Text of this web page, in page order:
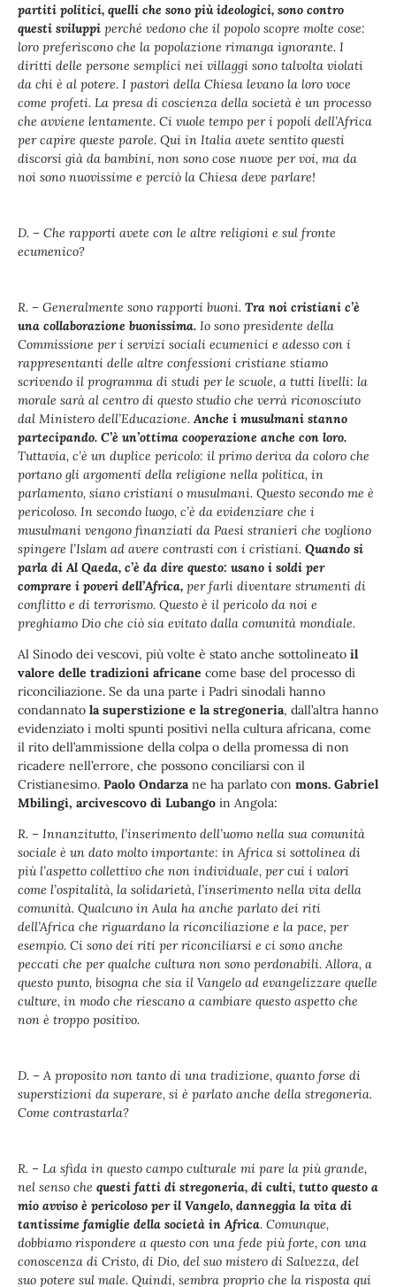
partiti politici, quelli che sono più ideologici, sono contro
questi sviluppi perché vedono che il popolo scopre molte cose:
loro preferiscono che la popolazione rimanga ignorante. I
diritti delle persone semplici nei villaggi sono talvolta violati
da chi è al potere. I pastori della Chiesa levano la loro voce
come profeti. La presa di coscienza della società è un processo
che avviene lentamente. Ci vuole tempo per i popoli dell’Africa
per capire queste parole. Qui in Italia avete sentito questi
discorsi già da bambini, non sono cose nuove per voi, ma da
noi sono nuovissime e perciò la Chiesa deve parlare!
D. – Che rapporti avete con le altre religioni e sul fronte
ecumenico?
R. – Generalmente sono rapporti buoni. Tra noi cristiani c’è
una collaborazione buonissima. Io sono presidente della
Commissione per i servizi sociali ecumenici e adesso con i
rappresentanti delle altre confessioni cristiane stiamo
scrivendo il programma di studi per le scuole, a tutti livelli: la
morale sarà al centro di questo studio che verrà riconosciuto
dal Ministero dell’Educazione.Anche i musulmani stanno
partecipando. C’è un’ottima cooperazione anche con loro.
Tuttavia, c’è un duplice pericolo: il primo deriva da coloro che
portano gli argomenti della religione nella politica, in
parlamento, siano cristiani o musulmani. Questo secondo me è
pericoloso. In secondo luogo, c’è da evidenziare che i
musulmani vengono finanziati da Paesi stranieri che vogliono
spingere l’Islam ad avere contrasti con i cristiani. Quando si
parla di Al Qaeda, c’è da dire questo: usano i soldi per
comprare i poveri dell’Africa, per farli diventare strumenti di
conflitto e di terrorismo. Questo è il pericolo da noi e
preghiamo Dio che ciò sia evitato dalla comunità mondiale.
Al Sinodo dei vescovi, più volte è stato anche sottolineato il
valore delle tradizioni africane come base del processo di
riconciliazione. Se da una parte i Padri sinodali hanno
condannato la superstizione e la stregoneria, dall’altra hanno
evidenziato i molti spunti positivi nella cultura africana, come
il rito dell’ammissione della colpa o della promessa di non
ricadere nell’errore, che possono conciliarsi con il
Cristianesimo. Paolo Ondarzane ha parlato con mons. Gabriel
Mbilingi, arcivescovo di Lubango in Angola:
R. – Innanzitutto, l’inserimento dell’uomo nella sua comunità
sociale è un dato molto importante: in Africa si sottolinea di
più l’aspetto collettivo che non individuale, per cui i valori
come l’ospitalità, la solidarietà, l’inserimento nella vita della
comunità. Qualcuno in Aula ha anche parlato dei riti
dell’Africa che riguardano la riconciliazione e la pace, per
esempio. Ci sono dei riti per riconciliarsi e ci sono anche
peccati che per qualche cultura non sono perdonabili. Allora, a
questo punto, bisogna che sia il Vangelo ad evangelizzare quelle
culture, in modo che riescano a cambiare questo aspetto che
non è troppo positivo.
D. – A proposito non tanto di una tradizione, quanto forse di
superstizioni da superare, si è parlato anche della stregoneria.
Come contrastarla?
R. – La sfida in questo campo culturale mi pare la più grande,
nel senso che questi fatti di stregoneria, di culti, tutto questo a
mio avviso è pericoloso per il Vangelo, danneggia la vita di
tantissime famiglie della società in Africa. Comunque,
dobbiamo rispondere a questo con una fede più forte, con una
conoscenza di Cristo, di Dio, del suo mistero di Salvezza, del
suo potere sul male. Quindi, sembra proprio che la risposta qui